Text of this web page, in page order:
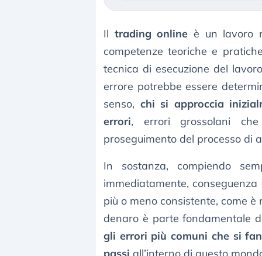
Il trading online è un lavoro
competenze teoriche e
tecnica di esecuzione del
errore potrebbe essere
senso, chi si approccia
errori, errori grossolani
proseguimento del processo di
In sostanza, compiendo
immediatamente,
più o meno consistente, come
denaro è parte fondamentale
gli errori più comuni che si